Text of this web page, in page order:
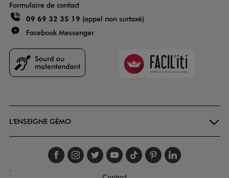
Formulaire de contact
09 69 32 35 19 (appel non surtaxé)
Facebook Messenger
Faciliti
L'ENSEIGNE GÉMO
Suivez-nous sur
Suivez-nous sur
Suivez-nous sur
Suivez-nous
Suivez-nous
Suivez-
.